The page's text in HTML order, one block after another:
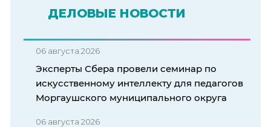
ДЕЛОВЫЕ НОВОСТИ
06 августа 2026
Эксперты Сбера провели семинар по
искусственному интеллекту для педагогов
Моргаушского муниципального округа
06 августа 2026